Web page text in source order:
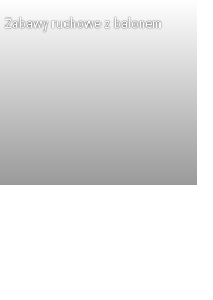
Zabawy ruchowe z balonem